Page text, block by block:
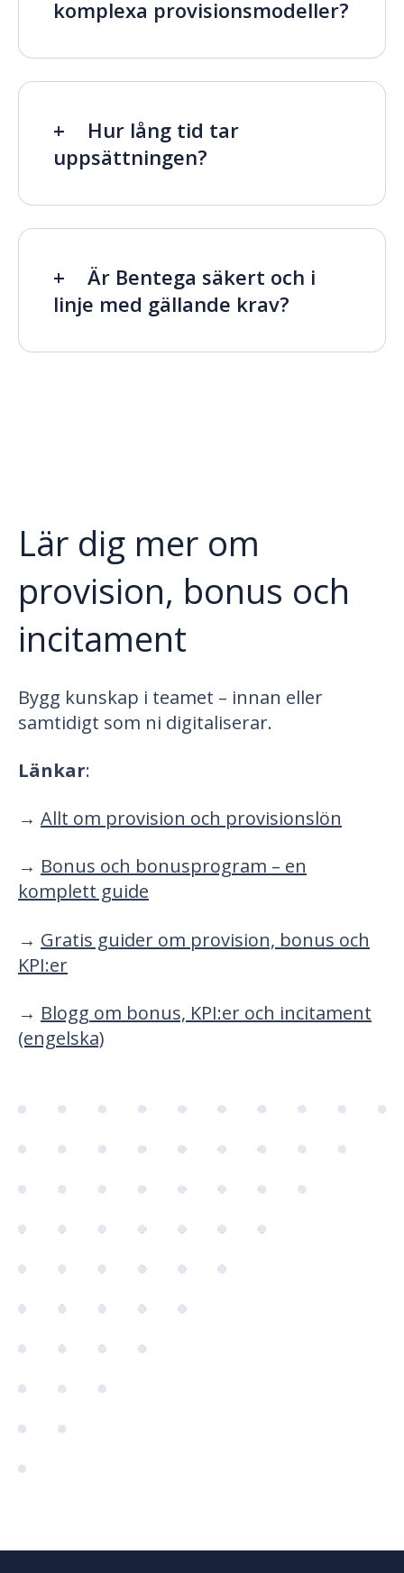
komplexa provisionsmodeller?
Hur lång tid tar
uppsättningen?
Är Bentega säkert och i
linje med gällande krav?
Lär dig mer om
provision, bonus och
incitament
Bygg kunskap i teamet – innan eller
samtidigt som ni digitaliserar.
Länkar:
→ Allt om provision och provisionslön
→ Bonus och bonusprogram – en
komplett guide
→ Gratis guider om provision, bonus och
KPI:er
→ Blogg om bonus, KPI:er och incitament
(engelska)